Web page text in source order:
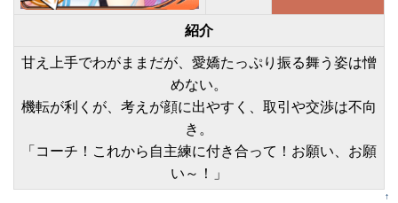
紹介
甘え上手でわがままだが、愛嬌たっぷり振る舞う姿は憎
めない。
機転が利くが、考えが顔に出やすく、取引や交渉は不向
き。
「コーチ！これから自主練に付き合って！お願い、お願
い～！」
↑